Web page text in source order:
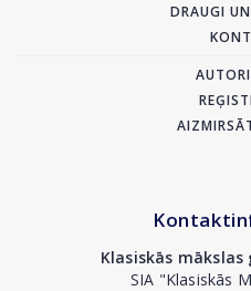
DRAUGI
Klasiskās
SIA "Klasiskās